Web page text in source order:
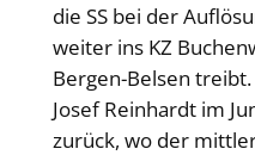
die SS bei der
weiter ins KZ
Bergen-Belsen
Josef Reinhardt im
zurück, wo der